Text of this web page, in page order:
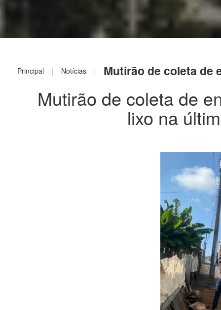
Principal | Notícias | Mutirão de coleta de
Mutirão de coleta de
lixo na